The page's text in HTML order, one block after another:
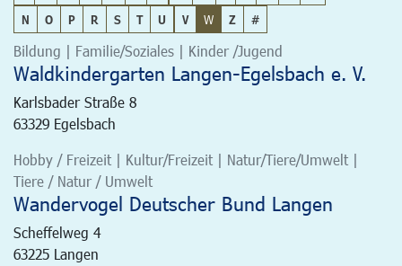
N
O P R S T U V W Z #
Bildung | Familie/Soziales | Kinder /Jugend
Waldkindergarten Langen-Egelsbach e. V.
Karlsbader Straße 8
63329 Egelsbach
Hobby / Freizeit | Kultur/Freizeit | Natur/Tiere/Umwelt |
Tiere / Natur / Umwelt
Wandervogel Deutscher Bund Langen
Scheffelweg 4
63225 Langen